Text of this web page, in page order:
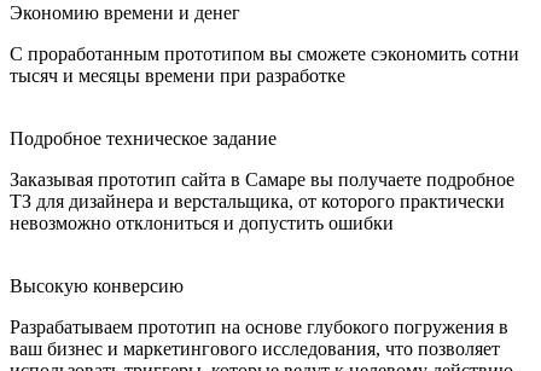
Экономию времени и денег
С проработанным прототипом вы сможете сэкономить сотни
тысяч и месяцы времени при разработке
Подробное техническое задание
Заказывая прототип сайта в Самаре вы получаете подробное
ТЗ для дизайнера и верстальщика, от которого практически
невозможно отклониться и допустить ошибки
Высокую конверсию
Разрабатываем прототип на основе глубокого погружения в
ваш бизнес и маркетингового исследования, что позволяет